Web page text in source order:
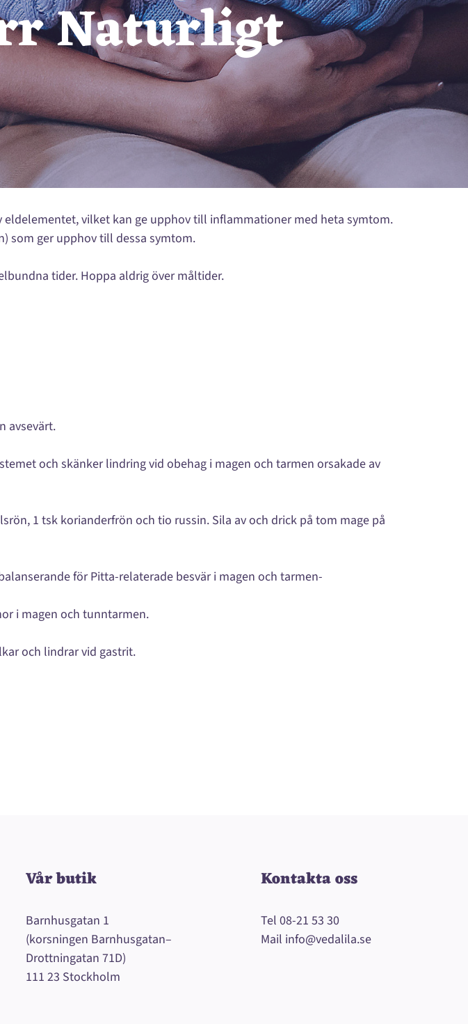
Naturligt
vilket kan ge upphov till inflammationer med heta symtom.
som ger upphov till dessa symtom.
tider. Hoppa aldrig över måltider.
avsevärt.
och skänker lindring vid obehag i magen och tarmen orsakade av
1 tsk korianderfrön och tio russin. Sila av och drick på tom mage på
för Pitta-relaterade besvär i magen och tarmen-
i magen och tunntarmen.
och lindrar vid gastrit.
Vår butik
Barnhusgatan 1
(korsningen Barnhusgatan–
Drottningatan 71D)
111 23 Stockholm
Kontakta oss
Tel 08-21 53 30
Mail info@vedalila.se